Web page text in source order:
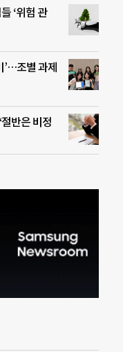
‘위험 관
’…조별 과제
반은 비정